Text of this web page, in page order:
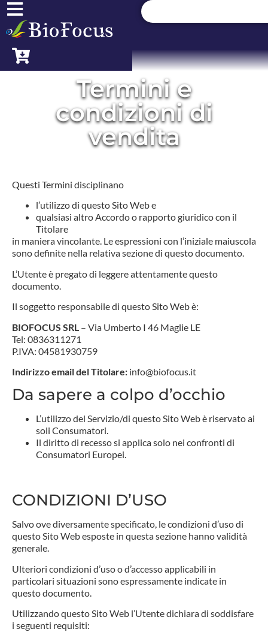
Termini e
condizioni di
vendita
Questi Termini disciplinano
l’utilizzo di questo Sito Web e
qualsiasi altro Accordo o rapporto giuridico con il
Titolare
in maniera vincolante. Le espressioni con l’iniziale maiuscola
sono definite nella relativa sezione di questo documento.
L’Utente è pregato di leggere attentamente questo
documento.
Il soggetto responsabile di questo Sito Web è:
BIOFOCUS SRL – Via Umberto I 46 Maglie LE
Tel: 0836311271
P.IVA: 04581930759
Indirizzo email del Titolare: info@biofocus.it
Da sapere a colpo d’occhio
L’utilizzo del Servizio/di questo Sito Web è riservato ai
soli Consumatori.
Il diritto di recesso si applica solo nei confronti di
Consumatori Europei.
CONDIZIONI D’USO
Salvo ove diversamente specificato, le condizioni d’uso di
questo Sito Web esposte in questa sezione hanno validità
generale.
Ulteriori condizioni d’uso o d’accesso applicabili in
particolari situazioni sono espressamente indicate in
questo documento.
Utilizzando questo Sito Web l’Utente dichiara di soddisfare
i seguenti requisiti: